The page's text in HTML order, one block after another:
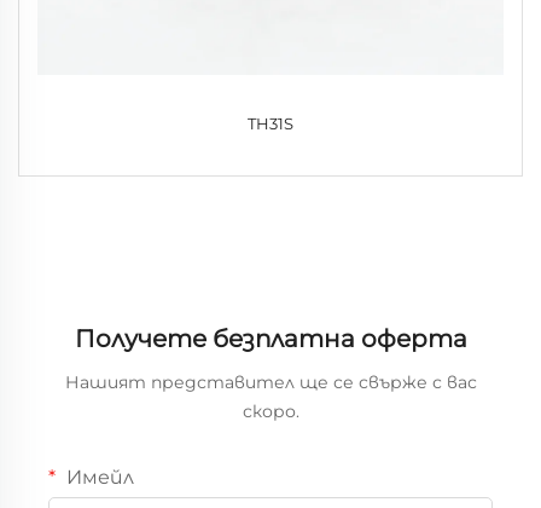
TH31S
Получете безплатна оферта
Нашият представител ще се свърже с вас
скоро.
Имейл